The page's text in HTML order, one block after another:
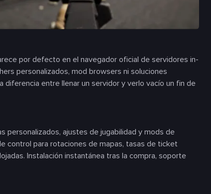
por defecto en el navegador oficial de servidores in-
personalizados, mod browsers ni soluciones
diferencia entre llenar un servidor y verlo vacío un fin de
personalizados, ajustes de jugabilidad y mods de
control para rotaciones de mapas, tasas de ticket
Instalación instantánea tras la compra, soporte